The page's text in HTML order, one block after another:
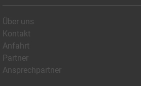
Über uns
Kontakt
Anfahrt
Partner
Ansprechpartner